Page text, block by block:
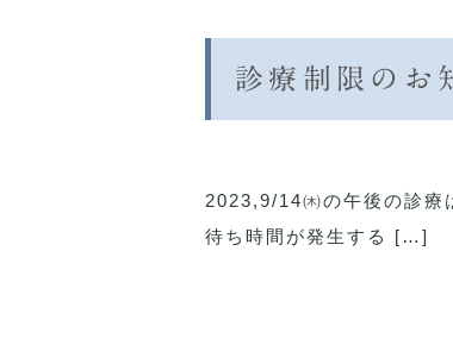
診療制限のお
2023,9/14㈭の午後の診療
待ち時間が発生する […]